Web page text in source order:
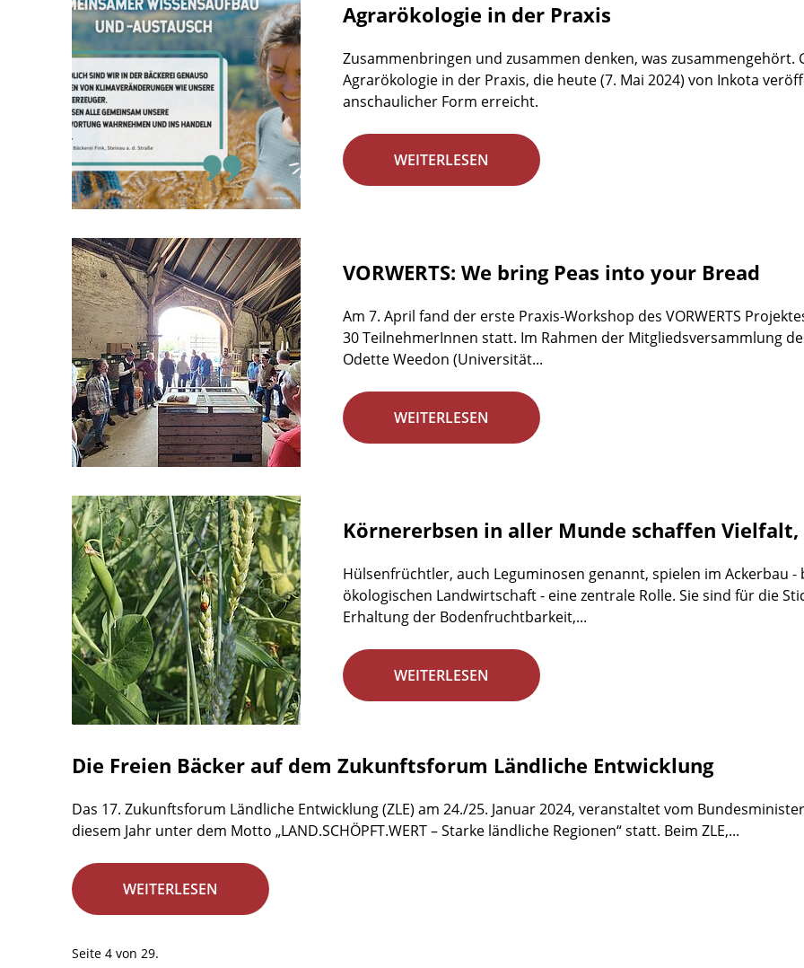
Agrarökologie in der Praxis
Zusammenbringen und zusammen denken, was
Agrarökologie in der Praxis, die heute (7. Mai 2024) von Inkota
anschaulicher Form erreicht.
WEITERLESEN
VORWERTS: We bring Peas into your Bread
Am 7. April fand der erste Praxis-Workshop des VORWERTS
30 TeilnehmerInnen statt. Im Rahmen der Mitgliedsversammlung
Odette Weedon (Universität...
WEITERLESEN
Körnererbsen in aller Munde schaffen
Hülsenfrüchtler, auch Leguminosen genannt, spielen im Ackerbau
ökologischen Landwirtschaft - eine zentrale Rolle. Sie sind für die
Erhaltung der Bodenfruchtbarkeit,...
WEITERLESEN
Die Freien Bäcker auf dem Zukunftsforum Ländliche Entwicklung
Das 17. Zukunftsforum Ländliche Entwicklung (ZLE) am 24./25. Januar 2024, veranstaltet vom
diesem Jahr unter dem Motto „LAND.SCHÖPFT.WERT – Starke ländliche Regionen“ statt. Beim ZLE,...
WEITERLESEN
Seite 4 von 29.